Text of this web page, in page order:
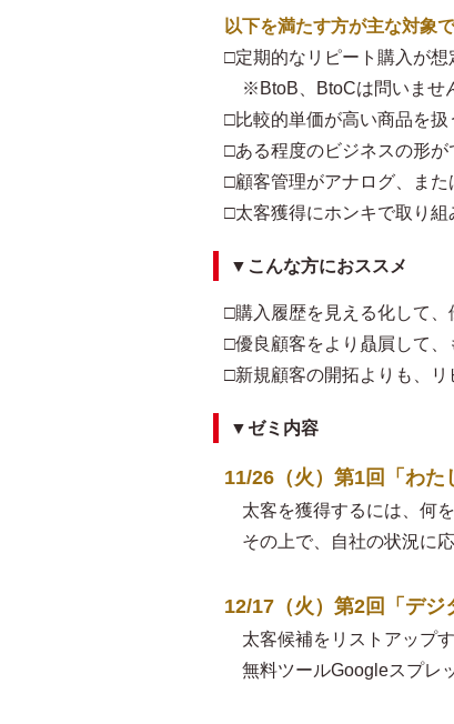
以下を満たす方が主な対象で
□定期的なリピート購入が想
※BtoB、BtoCは問いませ
□比較的単価が高い商品を扱
□ある程度のビジネスの形が
□顧客管理がアナログ、ま
□太客獲得にホンキで取り組
▼こんな方におススメ
□購入履歴を見える化して
□優良顧客をより贔屓して
□新規顧客の開拓よりも、
▼ゼミ内容
11/26（火）第1回「わた
太客を獲得するには、何
その上で、自社の状況に
12/17（火）第2回「デジ
太客候補をリストアップ
無料ツールGoogleスプレ